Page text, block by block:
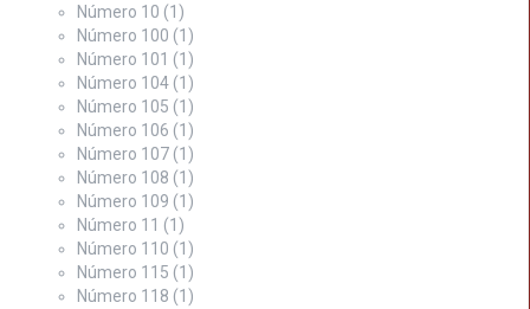
Número 10 (1)
Número 100 (1)
Número 101 (1)
Número 104 (1)
Número 105 (1)
Número 106 (1)
Número 107 (1)
Número 108 (1)
Número 109 (1)
Número 11 (1)
Número 110 (1)
Número 115 (1)
Número 118 (1)